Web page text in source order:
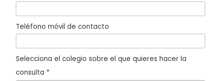
Teléfono móvil de contacto
Selecciona el colegio sobre el que quieres hacer la
consulta *